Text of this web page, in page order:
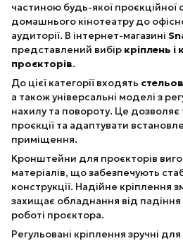
частиною будь-якої проєкційної
домашнього кінотеатру до
аудиторії. В інтернет-магазині
представлений вибір кріплень
проєкторів.
До цієї категорії входять
а також універсальні моделі з
нахилу та повороту. Це
проєкції та адаптувати
приміщення.
Кронштейни для проєкторів
матеріалів, що забезпечують
конструкції. Надійне кріплення
захищає обладнання від падіння
роботі проєктора.
Регульовані кріплення зручні